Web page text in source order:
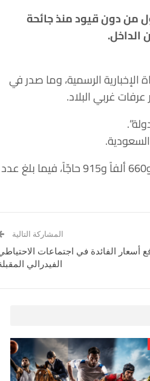
أنّ إجمالي عدد حجّاج موسم عام 2023 الجاري، الأوّل من دون قيود منذ جائحة
الرسمية، وما صدر في
غربي البلاد.
وأوضحت أنّ عدد الحجّاج الذين وفدوا من خارج السعودية عبر مختلف المنافذ بلغ مليوناً و660 ألفاً و915 حاجّاً، فيما بلغ عدد
المشاركة التالية
أسعار الفائدة في اجتماعات
الفيدرالي